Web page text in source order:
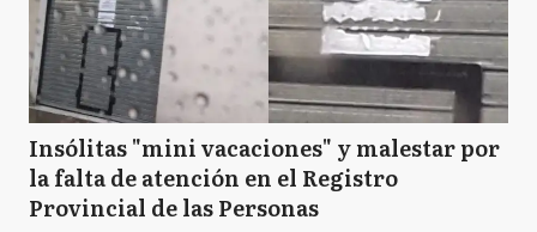
Insólitas "mini vacaciones" y malestar por
la falta de atención en el Registro
Provincial de las Personas